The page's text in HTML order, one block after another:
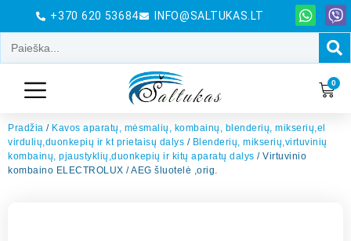
+370 620 53684 INFO@SALTUKAS.LT
0
Pradžia / Kavos aparatų, mėsmalių, kombainų, blenderių, mikserių,el
virdulių,duonkepių ir kt prietaisų dalys / Blenderių, mikserių,virtuvinių
kombainų, pjaustyklių,duonkepių ir kitų aparatų dalys / Virtuvinio
kombaino ELECTROLUX / AEG šluotelė ,orig.